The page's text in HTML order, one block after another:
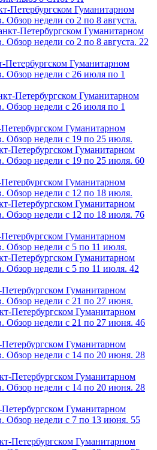
Петербургском Гуманитарном
Обзор недели со 2 по 8 августа. 22
Петербургском Гуманитарном
Обзор недели с 26 июля по 1
Петербургском Гуманитарном
Обзор недели с 19 по 25 июля. 60
Петербургском Гуманитарном
Обзор недели с 12 по 18 июля. 76
Петербургском Гуманитарном
Обзор недели с 5 по 11 июля. 42
Петербургском Гуманитарном
Обзор недели с 21 по 27 июня. 46
Петербургском Гуманитарном
Обзор недели с 14 по 20 июня. 28
Петербургском Гуманитарном